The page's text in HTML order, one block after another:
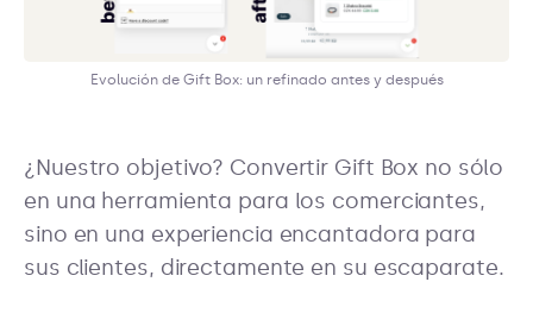
Evolución de Gift Box: un refinado antes y después
¿Nuestro objetivo? Convertir Gift Box no sólo
en una herramienta para los comerciantes,
sino en una experiencia encantadora para
sus clientes, directamente en su escaparate.